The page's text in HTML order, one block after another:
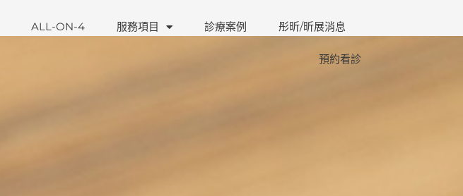
ALL-ON-4 服務項目 診療案例 彤昕/昕展消息
預約看診